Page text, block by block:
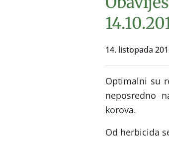
14. listopada
Optimalni su
neposredno
korova.
Od herbicida